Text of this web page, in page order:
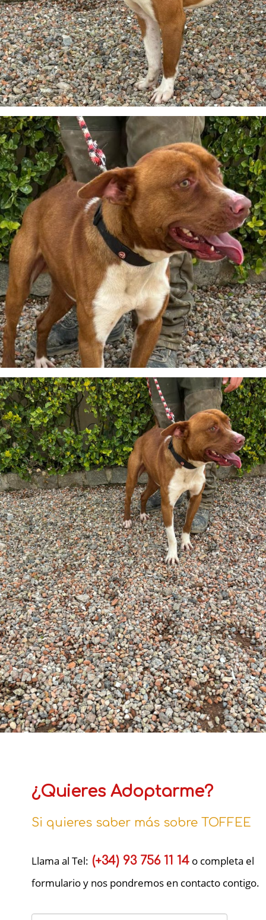
¿Quieres Adoptarme?
Si quieres saber más sobre TOFFEE
Llama al Tel: (+34) 93 756 11 14 o completa el
formulario y nos pondremos en contacto contigo.